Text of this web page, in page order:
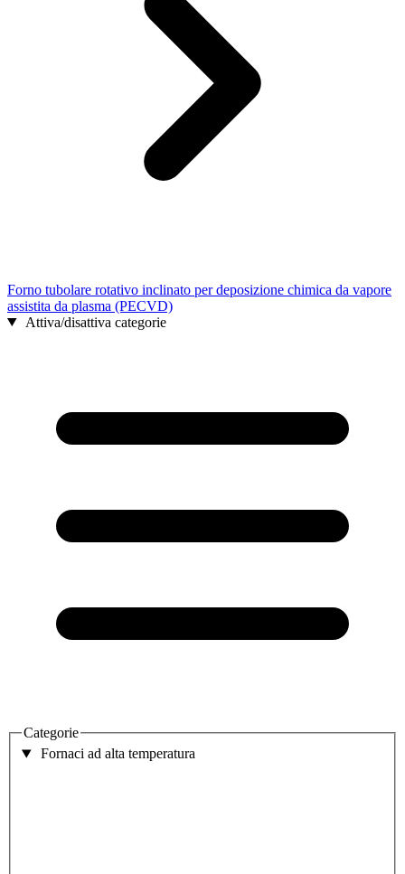
Forno tubolare rotativo inclinato per deposizione chimica da vapore
assistita da plasma (PECVD)
Attiva/disattiva categorie
Categorie
Fornaci ad alta temperatura